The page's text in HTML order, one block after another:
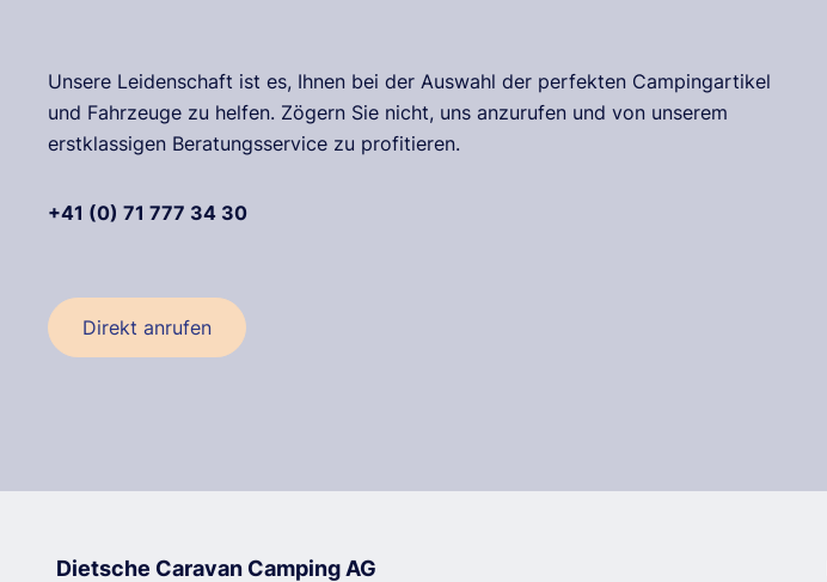
Unsere Leidenschaft ist es, Ihnen bei der Auswahl der perfekten Campingartikel
und Fahrzeuge zu helfen. Zögern Sie nicht, uns anzurufen und von unserem
erstklassigen Beratungsservice zu profitieren.
+41 (0) 71 777 34 30
Direkt anrufen
Dietsche Caravan Camping AG